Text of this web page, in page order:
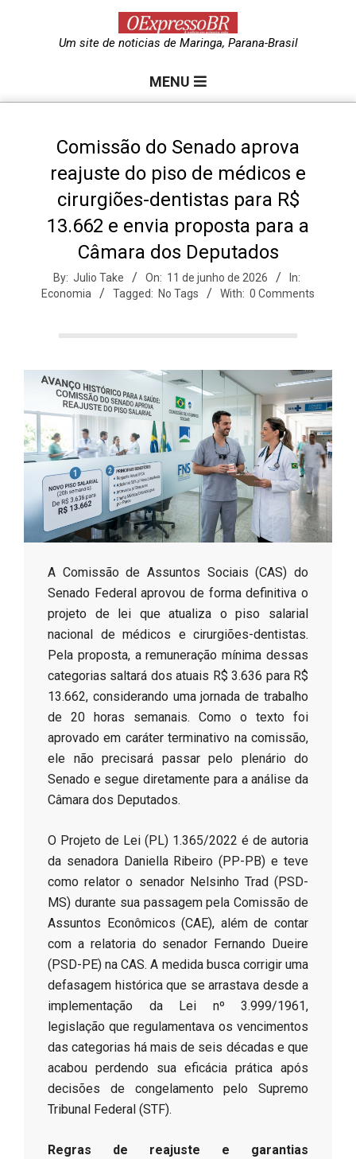
e
s
o
B
r
Um site de noticias de Maringa, Parana-Brasil
MENU
Comissão do Senado aprova
reajuste do piso de médicos e
cirurgiões-dentistas para R$
13.662 e envia proposta para a
Câmara dos Deputados
By: Julio Take On: 11 de junho de 2026
In:
Economia
Tagged: No Tags With: 0 Comments
​A Comissão de Assuntos Sociais (CAS) do
Senado Federal aprovou de forma definitiva o
projeto de lei que atualiza o piso salarial
nacional de médicos e cirurgiões-dentistas.
Pela proposta, a remuneração mínima dessas
categorias saltará dos atuais R$ 3.636 para R$
13.662, considerando uma jornada de trabalho
de 20 horas semanais. Como o texto foi
aprovado em caráter terminativo na comissão,
ele não precisará passar pelo plenário do
Senado e segue diretamente para a análise da
Câmara dos Deputados.
​O Projeto de Lei (PL) 1.365/2022 é de autoria
da senadora Daniella Ribeiro (PP-PB) e teve
como relator o senador Nelsinho Trad (PSD-
MS) durante sua passagem pela Comissão de
Assuntos Econômicos (CAE), além de contar
com a relatoria do senador Fernando Dueire
(PSD-PE) na CAS. A medida busca corrigir uma
defasagem histórica que se arrastava desde a
implementação da Lei nº 3.999/1961,
legislação que regulamentava os vencimentos
das categorias há mais de seis décadas e que
acabou perdendo sua eficácia prática após
decisões de congelamento pelo Supremo
Tribunal Federal (STF).
Regras de reajuste e garantias